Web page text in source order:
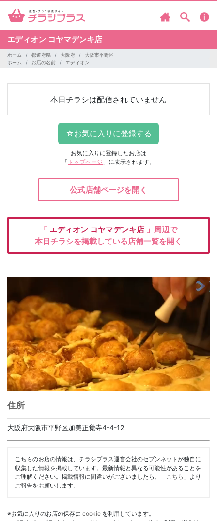
エディオン コヤマデンキ店
ホーム 都道府県 大阪府
大阪市平野区
ホーム
お店の名前 エディオン
本日チラシは配信されていません
お気に入りに登録したお店は
「 トップページ 」に表示されます。
公式店舗ページを開く
「 エディオン コヤマデンキ店 」周辺で
本日チラシを掲載している店舗一覧を開く
住所
大阪府大阪市平野区加美正覚寺4-4-12
こちらのお店の情報は、チラシプラス運営会社のセブンネットが独自に
収集した情報を掲載しています。最新情報と異なる可能性があることを
ご理解ください。掲載情報に間違いがございましたら、「 こちら 」より
ご報告をお願いします。
※お気に入りのお店の保存に cookie を利用しています。